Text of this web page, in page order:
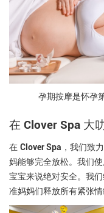
孕期按摩是怀孕
在 Clover Spa 大
在 Clover Spa ，我们致
妈能够完全放松。我们
宝宝来说绝对安全。我
准妈妈们释放所有紧张情